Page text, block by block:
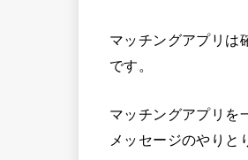
マッチングアプリは
です。
マッチングアプリを
メッセージのやりと